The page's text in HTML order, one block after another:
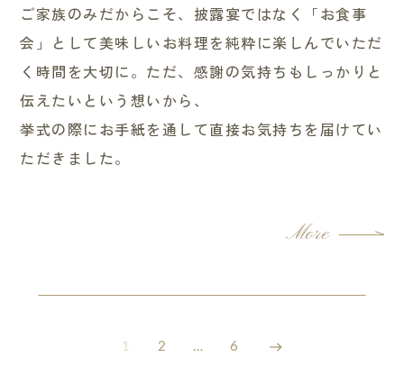
ご家族のみだからこそ、披露宴ではなく「お食事
会」として美味しいお料理を純粋に楽しんでいただ
く時間を大切に。ただ、感謝の気持ちもしっかりと
伝えたいという想いから、
挙式の際にお手紙を通して直接お気持ちを届けてい
ただきました。
More
1 2 … 6